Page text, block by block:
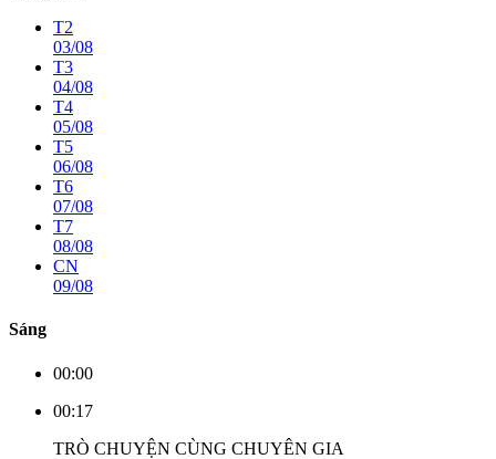
T2
03/08
T3
04/08
T4
05/08
T5
06/08
T6
07/08
T7
08/08
CN
09/08
Sáng
00:00
00:17
TRÒ CHUYỆN CÙNG CHUYÊN GIA